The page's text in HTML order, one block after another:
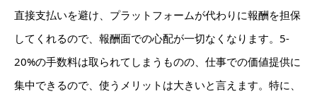
直接支払いを避け、プラットフォームが代わりに報酬を担保
してくれるので、報酬面での心配が一切なくなります。5-
20%の手数料は取られてしまうものの、仕事での価値提供に
集中できるので、使うメリットは大きいと言えます。特に、